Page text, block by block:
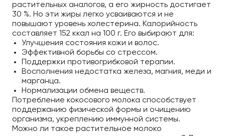
растительных аналогов, а его жирность достигает
30 %. Но эти жиры легко усваиваются и не
повышают уровень холестерина. Калорийность
составляет 152 ккал на 100 г. Его выбирают для:
Улучшения состояния кожи и волос.
Эффективной борьбы со стрессом.
Поддержки противогрибковой терапии.
Восполнения недостатка железа, магния, меди и
марганца.
Нормализации обмена веществ.
Потребление кокосового молока способствует
поддержанию физической формы и очищению
организма, укреплению иммунной системы.
Можно ли такое растительное молоко